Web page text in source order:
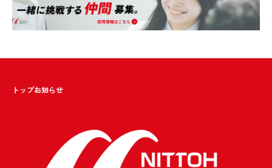
トップお知らせ